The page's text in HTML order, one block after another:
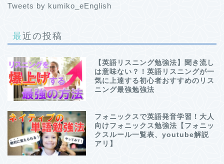
Tweets by kumiko_eEnglish
最近の投稿
【英語リスニング勉強法】聞き流し
は意味ない？！英語リスニングが一
気に上達する初心者おすすめのリス
ニング最強勉強法
フォニックスで英語発音学習！大人
向けフォニックス勉強法【フォニッ
クスルール一覧表、youtube解説
アリ】